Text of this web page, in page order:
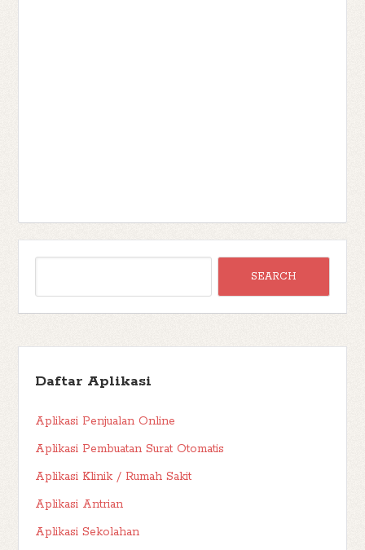
Daftar Aplikasi
Aplikasi Penjualan Online
Aplikasi Pembuatan Surat Otomatis
Aplikasi Klinik / Rumah Sakit
Aplikasi Antrian
Aplikasi Sekolahan